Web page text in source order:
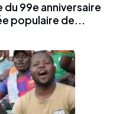
99e anniversaire
populaire de...